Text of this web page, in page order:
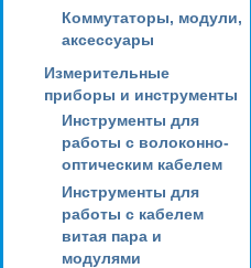
Коммутаторы, модули,
аксессуары
Измерительные
приборы и инструменты
Инструменты для
работы с волоконно-
оптическим кабелем
Инструменты для
работы с кабелем
витая пара и
модулями